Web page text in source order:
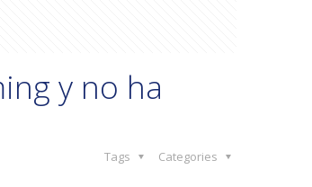
y no ha
Categories
Tags